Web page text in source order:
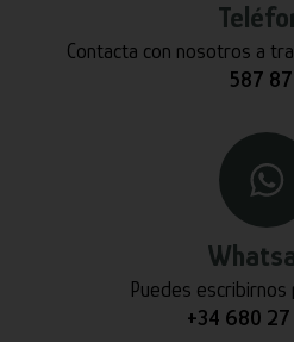
Contacta con nosotros a
587
Puedes
+34 680